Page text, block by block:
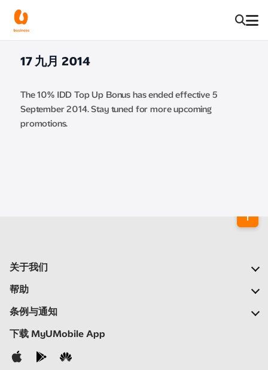
17 九月 2014
The 10% IDD Top Up Bonus has ended effective 5
September 2014. Stay tuned for more upcoming
promotions.
关于我们
我们的公司
新闻中心
加入我们
帮助
常见问题
自助
联络我们
条例与通知
重要通告
隐私声明
下载 MyUMobile App